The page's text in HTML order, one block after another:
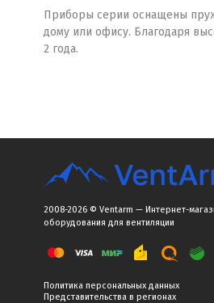
Приборы серии оснащены
дому или офису. Благодаря
2 года.
2008-2026 © Ventarm — Интернет-
оборудования для вентиляции
Политика персональных данных
Представительства в регионах